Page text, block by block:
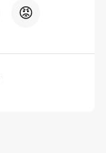
😡